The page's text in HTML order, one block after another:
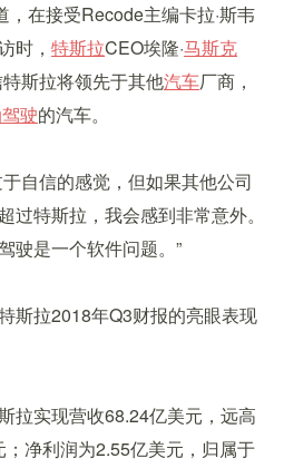
在接受Recode主编卡拉·斯韦
时， 特斯拉CEO埃隆·马斯克
斯拉将领先于其他汽车厂商，
驶的汽车。
自信的感觉，但如果其他公司
过特斯拉，我会感到非常意外。
驶是一个软件问题。”
斯拉2018年Q3财报的亮眼表现
拉实现营收68.24亿美元，远高
净利润为2.55亿美元，归属于